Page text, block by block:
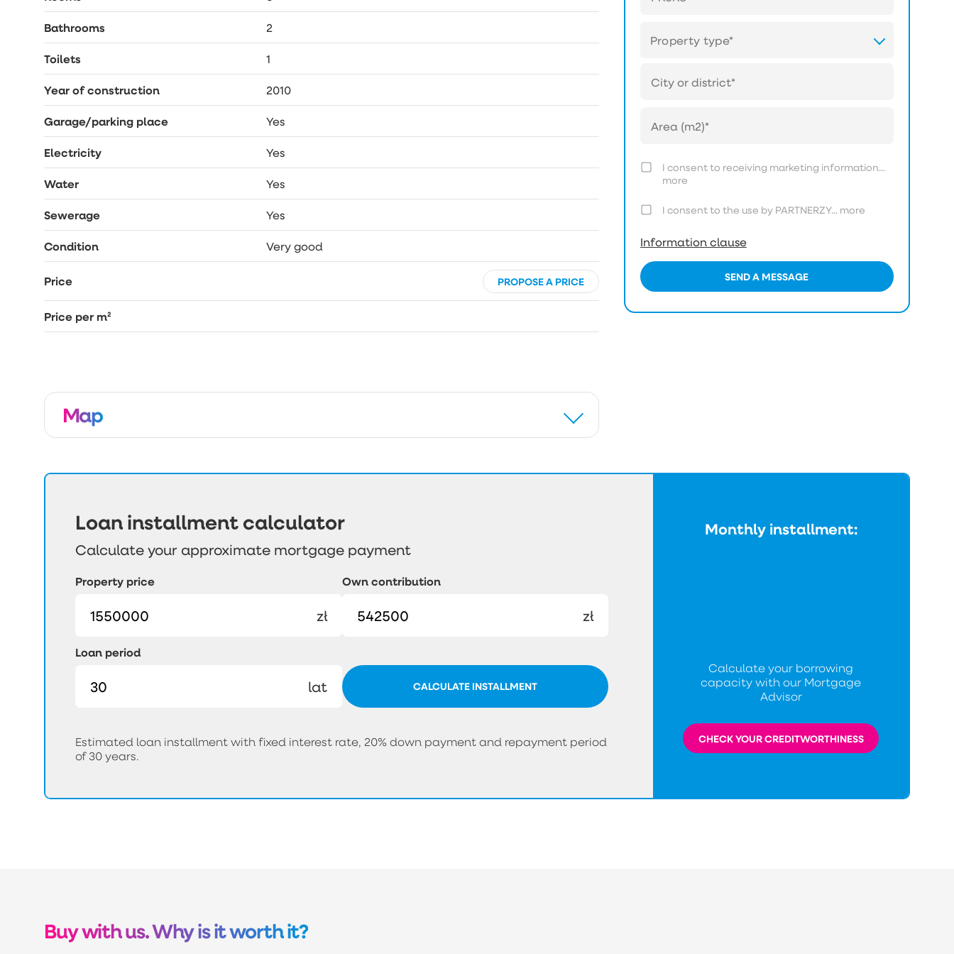
Bathrooms 2
Toilets 1
Year of construction 2010
Garage/parking place Yes
Electricity Yes
Water Yes
Sewerage Yes
Condition Very good
Price PROPOSE A PRICE
Price per m²
Map
Property type*
I consent to receiving marketing information...
more
I consent to the use by PARTNERZY... more
Information clause
SEND A MESSAGE
Loan installment calculator
Calculate your approximate mortgage payment
Property price
zł
Own contribution
zł
Loan period
lat CALCULATE INSTALLMENT
Estimated loan installment with fixed interest rate, 20% down payment and repayment period
of 30 years.
Monthly installment:
Calculate your borrowing
capacity with our Mortgage
Advisor
CHECK YOUR CREDITWORTHINESS
Buy with us. Why is it worth it?